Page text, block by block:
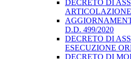
DECRETO DI
D.D. 499/2020
DECRETO DI
ESECUZIONE
DECRETO DI